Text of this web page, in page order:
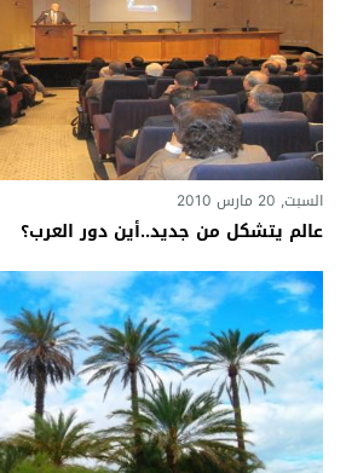
السبت, 20 مارس 2010
عالم يتشكل من جديد..أين دور العرب؟